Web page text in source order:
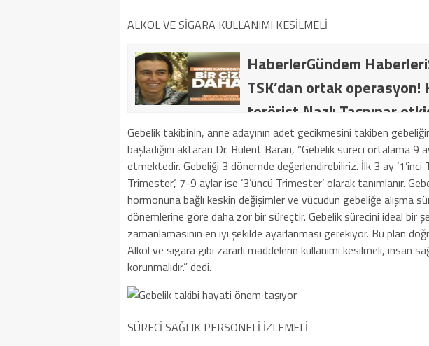
ALKOL VE SİGARA KULLANIMI KESİLMELİ
HaberlerGündem
TSK’dan ortak operasyon!
terörist Nazlı Taşpınar
dakika: MİT ve TSK’dan
kategorideki terörist Nazlı
getirildi .
Gebelik takibinin, anne adayının adet gecikmesini takiben
başladığını aktaran Dr. Bülent Baran, “Gebelik süreci ortalama
etmektedir. Gebeliği 3 dönemde değerlendirebiliriz. İlk 3 ay ’1’inci
Trimester’, 7-9 aylar ise ’3’üncü Trimester’ olarak tanımlanır.
hormonuna bağlı keskin değişimler ve vücudun gebeliğe alışma
dönemlerine göre daha zor bir süreçtir. Gebelik sürecini ideal bir
zamanlamasının en iyi şekilde ayarlanması gerekiyor. Bu plan
Alkol ve sigara gibi zararlı maddelerin kullanımı kesilmeli, insan
korunmalıdır.” dedi.
SÜRECİ SAĞLIK PERSONELİ İZLEMELİ